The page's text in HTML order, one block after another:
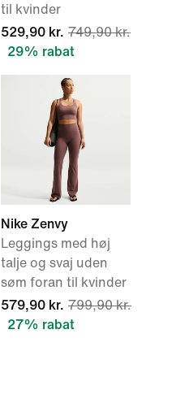
til kvinder
529,90 kr. 749,90 kr.
29% rabat
Nike Zenvy
Leggings med høj
talje og svaj uden
søm foran til kvinder
579,90 kr. 799,90 kr.
27% rabat